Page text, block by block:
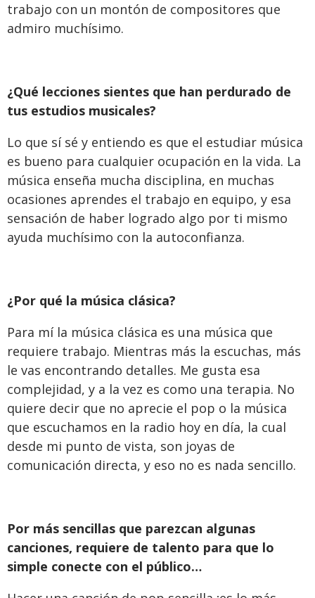
trabajo con un montón de compositores que
admiro muchísimo.
¿Qué lecciones sientes que han perdurado de
tus estudios musicales?
Lo que sí sé y entiendo es que el estudiar música
es bueno para cualquier ocupación en la vida. La
música enseña mucha disciplina, en muchas
ocasiones aprendes el trabajo en equipo, y esa
sensación de haber logrado algo por ti mismo
ayuda muchísimo con la autoconfianza.
¿Por qué la música clásica?
Para mí la música clásica es una música que
requiere trabajo. Mientras más la escuchas, más
le vas encontrando detalles. Me gusta esa
complejidad, y a la vez es como una terapia. No
quiere decir que no aprecie el pop o la música
que escuchamos en la radio hoy en día, la cual
desde mi punto de vista, son joyas de
comunicación directa, y eso no es nada sencillo.
Por más sencillas que parezcan algunas
canciones, requiere de talento para que lo
simple conecte con el público…